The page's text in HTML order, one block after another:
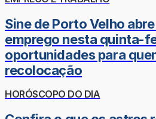
Sine de Porto Velho
emprego nesta quinta-
oportunidades para
recolocação
HORÓSCOPO DO DIA